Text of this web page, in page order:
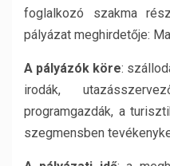
foglalkozó szakma
pályázat meghirdetője:
A pályázók köre:
irodák,
programgazdák, a
szegmensben